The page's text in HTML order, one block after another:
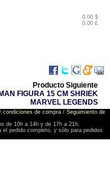
0.00 $
0.00 £
Producto Siguiente
FIGURA 15 CM SHRIEK
MARVEL LEGENDS
/ condiciones de compra/ Seguimiento de
de 10h a 14h y de 17h a 21h.
pedido completo, y sólo para pedidos